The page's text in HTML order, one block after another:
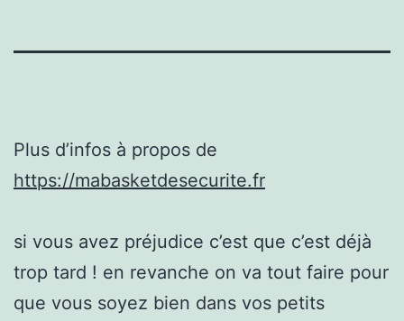
Plus d’infos à propos de
https://mabasketdesecurite.fr
si vous avez préjudice c’est que c’est déjà
trop tard ! en revanche on va tout faire pour
que vous soyez bien dans vos petits